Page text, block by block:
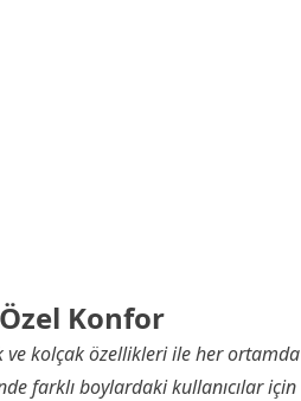
Konfor
ve kolçak özellikleri ile her ortamda
farklı boylardaki kullanıcılar için